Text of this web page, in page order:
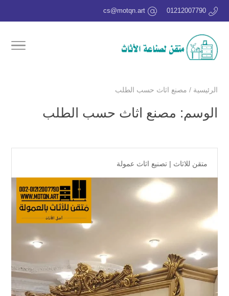
01212007790
cs@motqn.art
الرئيسية / مصنع اثاث حسب الطلب
الوسم: مصنع اثاث حسب الطلب
متقن للاثاث | تصنيع اثاث عمولة